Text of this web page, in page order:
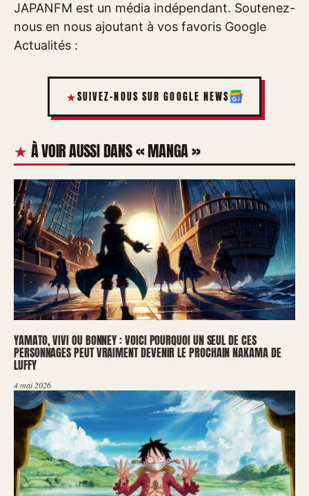
JAPANFM est un média indépendant. Soutenez-
nous en nous ajoutant à vos favoris Google
Actualités :
SUIVEZ-NOUS SUR GOOGLE NEWS
À VOIR AUSSI DANS « MANGA »
YAMATO, VIVI OU BONNEY : VOICI POURQUOI UN SEUL DE CES
PERSONNAGES PEUT VRAIMENT DEVENIR LE PROCHAIN NAKAMA DE
LUFFY
4 mai 2026